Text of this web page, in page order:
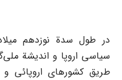
در طول سدة نوزدهم
سیاسی اروپا و اندیشة
طریق کشورهای اروپائی و